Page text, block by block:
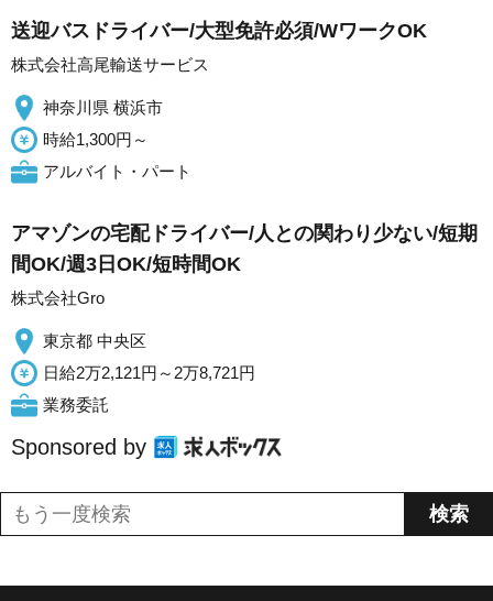
送迎バスドライバー/大型免許必須/WワークOK
株式会社高尾輸送サービス
神奈川県 横浜市
時給1,300円～
アルバイト・パート
アマゾンの宅配ドライバー/人との関わり少ない/短期
間OK/週3日OK/短時間OK
株式会社Gro
東京都 中央区
日給2万2,121円～2万8,721円
業務委託
Sponsored by